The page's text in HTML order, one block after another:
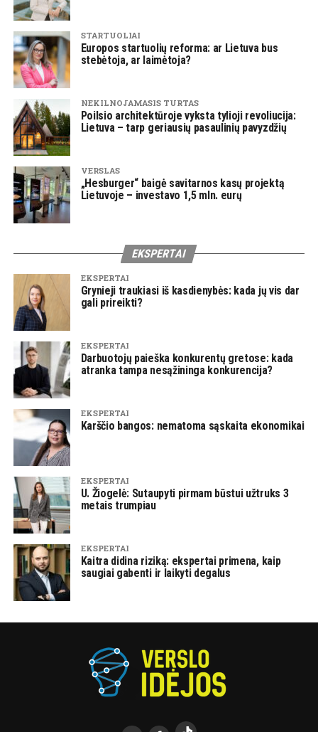
STARTUOLIAI
Europos startuolių reforma: ar Lietuva bus
stebėtoja, ar laimėtoja?
NEKILNOJAMASIS TURTAS
Poilsio architektūroje vyksta tylioji revoliucija:
Lietuva – tarp geriausių pasaulinių pavyzdžių
VERSLAS
„Hesburger“ baigė savitarnos kasų projektą
Lietuvoje – investavo 1,5 mln. eurų
EKSPERTAI
EKSPERTAI
Grynieji traukiasi iš kasdienybės: kada jų vis dar
gali prireikti?
EKSPERTAI
Darbuotojų paieška konkurentų gretose: kada
atranka tampa nesąžininga konkurencija?
EKSPERTAI
Karščio bangos: nematoma sąskaita ekonomikai
EKSPERTAI
U. Žiogelė: Sutaupyti pirmam būstui užtruks 3
metais trumpiau
EKSPERTAI
Kaitra didina riziką: ekspertai primena, kaip
saugiai gabenti ir laikyti degalus